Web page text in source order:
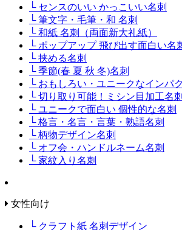
└ センスのいい かっこいい名刺
└ 筆文字・毛筆・和 名刺
└ 和紙 名刺（両面新大礼紙）
└ ポップアップ 飛び出す面白い名
└ 挟める名刺
└ 季節(春 夏 秋 冬)名刺
└ おもしろい・ユニークなインパ
└ 切り取り可能！ミシン目加工名刺
└ ユニークで面白い 個性的な名刺
└ 格言・名言・言葉・熟語名刺
└ 柄物デザイン名刺
└ オフ会・ハンドルネーム名刺
└ 家紋入り名刺
女性向け
└ クラフト紙 名刺デザイン